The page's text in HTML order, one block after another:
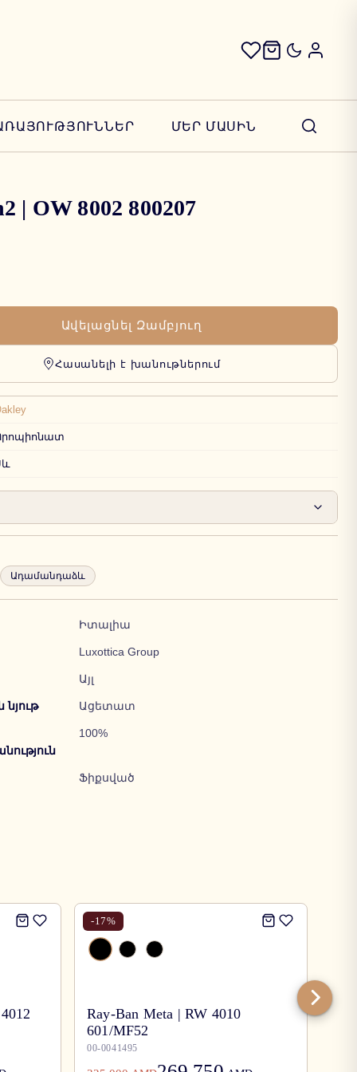
ՄԵՐ ՄԱՍԻՆ
| OW 8002 800207
Ավելացնել Զամբյուղ
Հասանելի է խանութներում
Ադամանդաձև
Իտալիա
Luxottica Group
Այլ
Ացետատ
100%
Ֆիքսված
-17%
Ray-Ban Meta | RW 4010
601/MF52
00-0041495